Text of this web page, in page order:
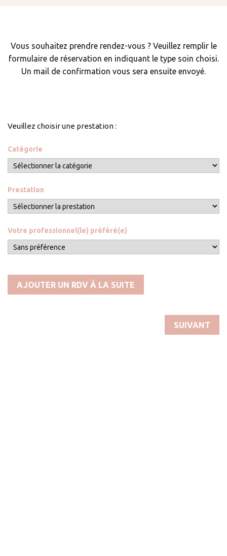
Vous souhaitez prendre rendez-vous ? Veuillez remplir le
formulaire de réservation en indiquant le type soin choisi.
Un mail de confirmation vous sera ensuite envoyé.
Veuillez choisir une prestation :
Catégorie
Prestation
Votre professionnel(le) préféré(e)
AJOUTER UN RDV À LA SUITE
SUIVANT